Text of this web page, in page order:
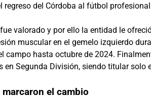
regreso del Córdoba al fútbol
valorado y por ello la entidad le
muscular en el gemelo izquierdo
campo hasta octubre de 2024.
en Segunda División, siendo titular solo
marcaron el cambio